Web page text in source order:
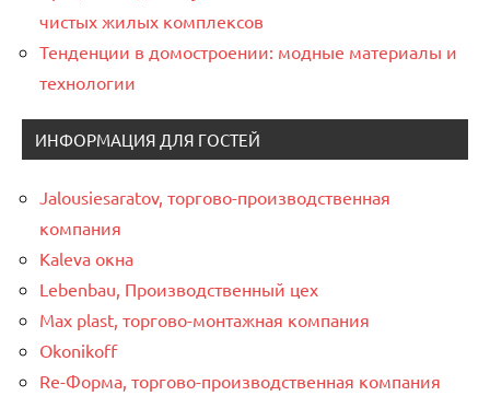
чистых жилых комплексов
Тенденции в домостроении: модные материалы и
технологии
ИНФОРМАЦИЯ ДЛЯ ГОСТЕЙ
Jalousiesaratov, торгово-производственная
компания
Kaleva окна
Lebenbau, Производственный цех
Max plast, торгово-монтажная компания
Okonikoff
Re-Форма, торгово-производственная компания